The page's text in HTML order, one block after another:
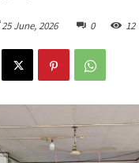
June, 2026 0 12